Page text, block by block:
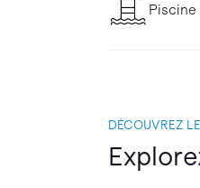
Piscine
DÉCOUVREZ